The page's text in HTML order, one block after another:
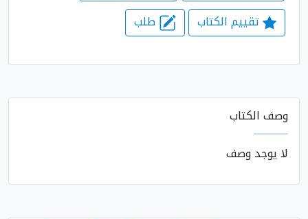
تقييم الكتاب
طلب
وصف الكتاب
لا يوجد وصف